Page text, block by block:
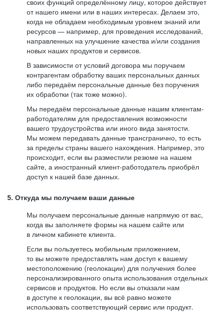
своих функций определённому лицу, которое действует
от нашего имени или в наших интересах. Делаем это,
когда не обладаем необходимым уровнем знаний или
ресурсов — например, для проведения исследований,
направленных на улучшение качества и/или создания
новых наших продуктов и сервисов.
В зависимости от условий договора мы поручаем
контрагентам обработку ваших персональных данных
либо передаём персональные данные без поручения
их обработки (так тоже можно).
Мы передаём персональные данные нашим клиентам-
работодателям для предоставления возможности
вашего трудоустройства или иного вида занятости.
Мы можем передавать данные трансгранично, то есть
за пределы страны вашего нахождения. Например, это
происходит, если вы разместили резюме на нашем
сайте, а иностранный клиент-работодатель приобрёл
доступ к нашей базе данных.
5. Откуда мы получаем ваши данные
Мы получаем персональные данные напрямую от вас,
когда вы заполняете формы на нашем сайте или
в личном кабинете клиента.
Если вы пользуетесь мобильным приложением,
то вы можете предоставлять нам доступ к вашему
местоположению (геолокации) для получения более
персонализированного опыта использования отдельных
сервисов и продуктов. Но если вы отказали нам
в доступе к геолокации, вы всё равно можете
использовать соответствующий сервис или продукт.